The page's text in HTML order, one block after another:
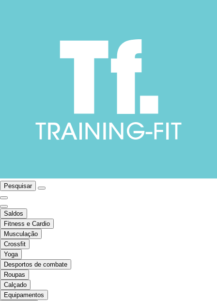
Pesquisar
Saldos
Fitness e Cardio
Musculação
Crossfit
Yoga
Desportos de combate
Roupas
Calçado
Equipamentos